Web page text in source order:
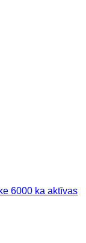
6000 ka aktīvas